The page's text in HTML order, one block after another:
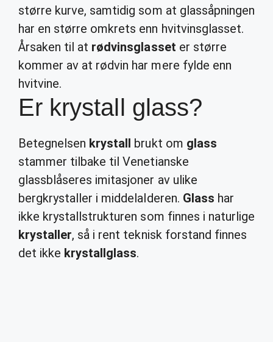
større kurve, samtidig som at glassåpningen
har en større omkrets enn hvitvinsglasset.
Årsaken til at rødvinsglasset er større
kommer av at rødvin har mere fylde enn
hvitvine.
Er krystall glass?
Betegnelsen krystall brukt om glass
stammer tilbake til Venetianske
glassblåseres imitasjoner av ulike
bergkrystaller i middelalderen. Glass har
ikke krystallstrukturen som finnes i naturlige
krystaller, så i rent teknisk forstand finnes
det ikke krystallglass.